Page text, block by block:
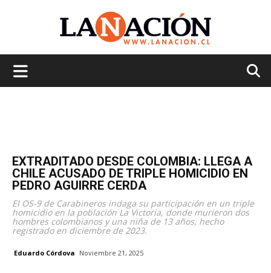
EXTRADITADO DESDE COLOMBIA: LLEGA A
CHILE ACUSADO DE TRIPLE HOMICIDIO EN
PEDRO AGUIRRE CERDA
El OS-9 de Carabineros indaga su participación en un triple
homicidio en la población La Victoria, donde murieron dos
hombres colombianos y una niña de 13 años, hecho
registrado en diciembre de 2023.
Eduardo Córdova Noviembre 21, 2025